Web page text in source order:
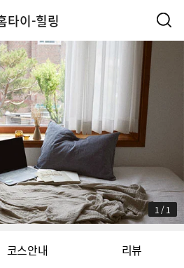
타이-힐링
1 /1
코스안내 리뷰